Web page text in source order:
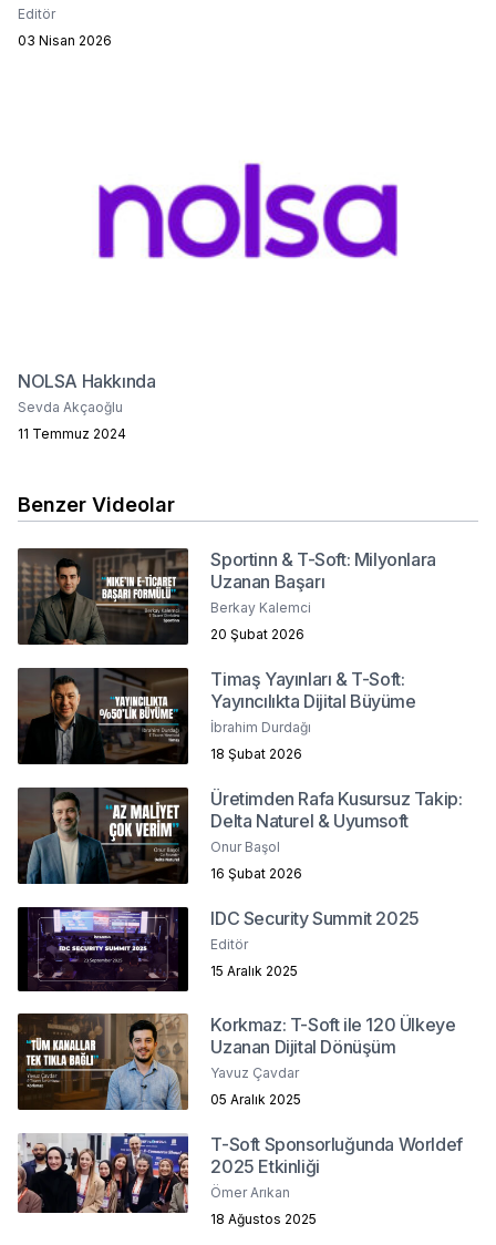
Editör
03 Nisan 2026
NOLSA Hakkında
Sevda Akçaoğlu
11 Temmuz 2024
Benzer Videolar
Sportinn & T-Soft: Milyonlara
Uzanan Başarı
Berkay Kalemci
20 Şubat 2026
Timaş Yayınları & T-Soft:
Yayıncılıkta Dijital Büyüme
İbrahim Durdağı
18 Şubat 2026
Üretimden Rafa Kusursuz Takip:
Delta Naturel & Uyumsoft
Onur Başol
16 Şubat 2026
IDC Security Summit 2025
Editör
15 Aralık 2025
Korkmaz: T-Soft ile 120 Ülkeye
Uzanan Dijital Dönüşüm
Yavuz Çavdar
05 Aralık 2025
T-Soft Sponsorluğunda Worldef
2025 Etkinliği
Ömer Arıkan
18 Ağustos 2025